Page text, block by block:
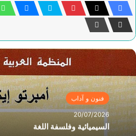
فنون و آداب
20/07/2026
السيميائية وفلسفة اللغة